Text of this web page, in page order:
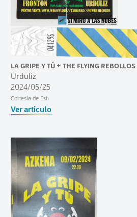
La Gripe y Tú + The Flying Rebollos
Urduliz
2024/05/25
Cortesía de Esti
Ver artículo